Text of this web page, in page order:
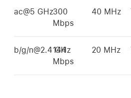
ac@5 GHz300
Mbps
40 MHz
b/g/n@2.4 GHz
144
Mbps
20 MHz